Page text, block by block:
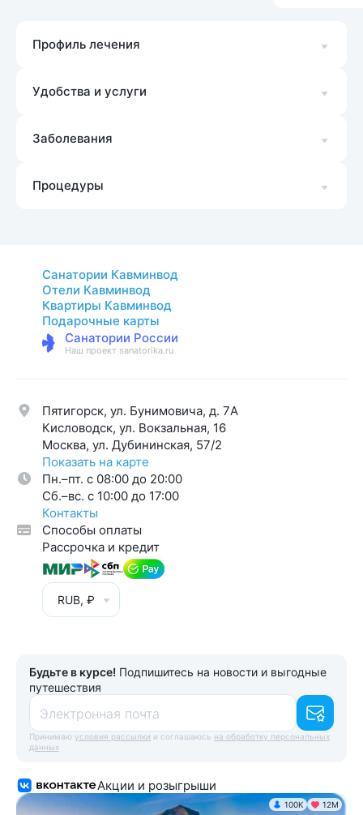
Профиль лечения
Удобства и услуги
Заболевания
Процедуры
Санатории Кавминвод
Отели Кавминвод
Квартиры Кавминвод
Подарочные карты
Санатории России
Наш проект sanatorika.ru
Пятигорск, ул. Бунимовича, д. 7A
Кисловодск, ул. Вокзальная, 16
Москва, ул. Дубининская, 57/2
Показать на карте
Пн.–пт. с 08:00 до 20:00
Cб.–вс. с 10:00 до 17:00
Контакты
Способы оплаты
Рассрочка и кредит
RUB, ₽
Будьте в курсе! Подпишитесь на новости и выгодные
путешествия
Электронная почта
Принимаю условия рассылки и соглашаюсь на обработку персональных
данных
Акции и розыгрыши
100K 12М